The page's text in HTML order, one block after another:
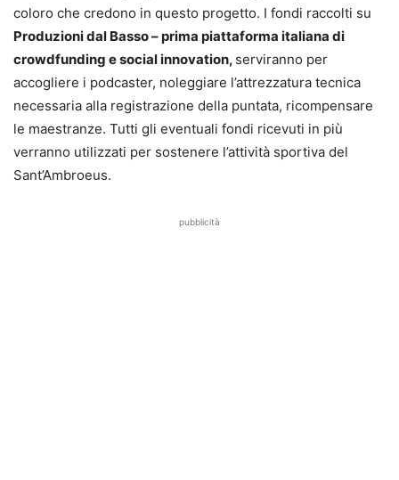
coloro che credono in questo progetto. I fondi raccolti su
Produzioni dal Basso – prima piattaforma italiana di
crowdfunding e social innovation, serviranno per
accogliere i podcaster, noleggiare l’attrezzatura tecnica
necessaria alla registrazione della puntata, ricompensare
le maestranze. Tutti gli eventuali fondi ricevuti in più
verranno utilizzati per sostenere l’attività sportiva del
Sant’Ambroeus.
pubblicità